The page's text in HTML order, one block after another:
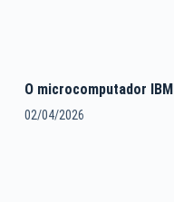
O microcomputador
02/04/2026